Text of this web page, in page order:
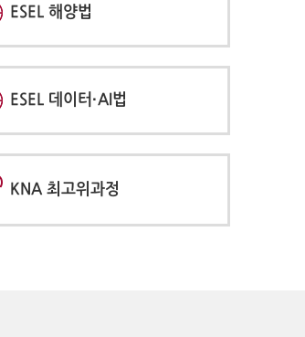
ESEL 해양법
ESEL 데이터·AI법
KNA 최고위과정